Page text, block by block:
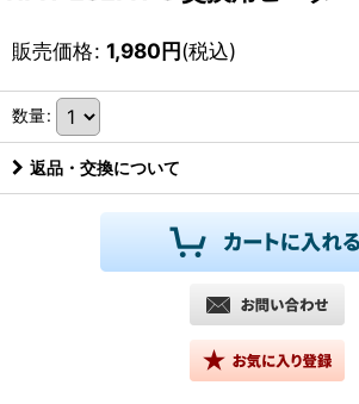
販売価格: 1,980円(税込)
数量:
返品・交換について